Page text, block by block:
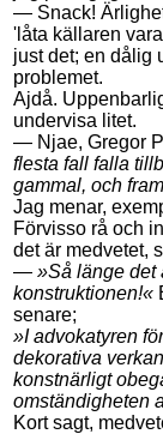
— Snack!
'låta källaren
just det; en dålig
problemet.
Ajdå.
undervisa litet.
— Njae, Gregor
flesta fall falla
gammal, och
Jag menar,
Förvisso rå och
det är medvetet,
— »Så länge det
konstruktionen!«
senare;
»I advokatyren
dekorativa
konstnärligt
omständigheten
Kort sagt,